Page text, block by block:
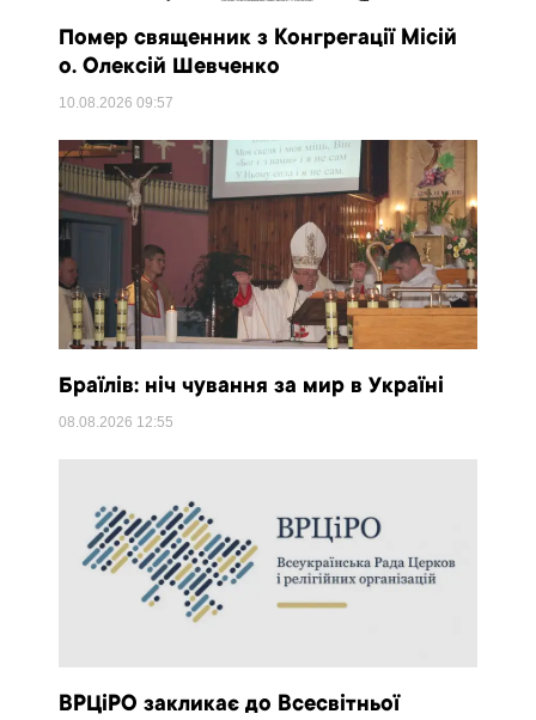
Помер священник з Конгрегації Місій
о. Олексій Шевченко
10.08.202609:57
Браїлів: ніч чування за мир в Україні
08.08.2026 12:55
ВРЦіРО закликає до Всесвітньої